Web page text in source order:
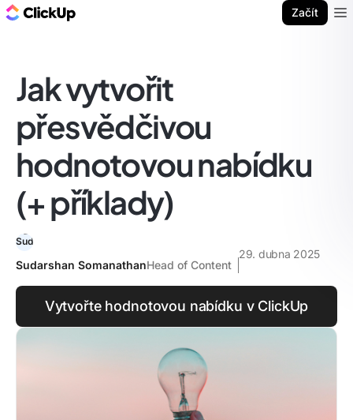
Začít
Jak vytvořit
přesvědčivou
hodnotovou nabídku
(+ příklady)
Sudarshan SomanathanHead of Content
29. dubna 2025
Vytvořte hodnotovou nabídku v ClickUp